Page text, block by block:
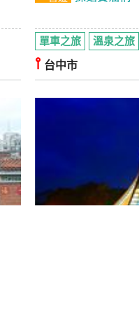
單車之旅 溫泉之旅
⫯ 台中市